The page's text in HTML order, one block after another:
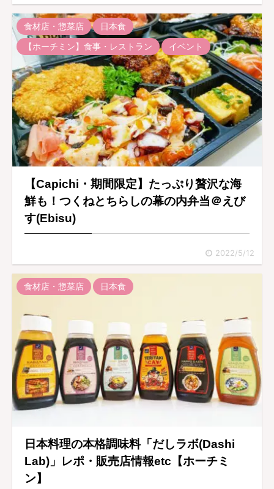
食材店・惣菜店
日本食
【ホーチミン】食事・レストラン
イベント
【Capichi・期間限定】たっぷり贅沢な海
鮮も！つくねとちらしの幕の内弁当＠えび
す(Ebisu)
2022/5/12
食材店・惣菜店 日本食
日本料理の本格調味料「だしラボ(Dashi
Lab)」レポ・販売店情報etc【ホーチミ
ン】